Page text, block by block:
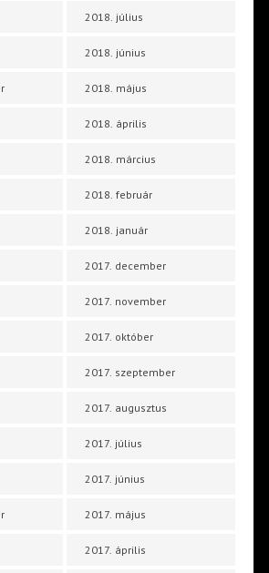
2018. július
2018. június
2018. május
2018. április
2018. március
2018. február
2018. január
2017. december
2017. november
2017. október
2017. szeptember
2017. augusztus
2017. július
2017. június
2017. május
2017. április